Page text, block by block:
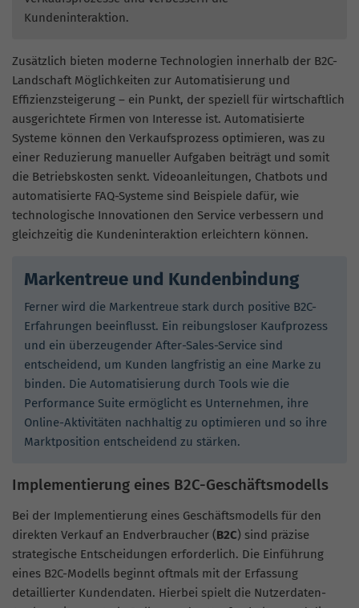
Kundeninteraktion.
Zusätzlich bieten moderne Technologien innerhalb der B2C-
Landschaft Möglichkeiten zur Automatisierung und
Effizienzsteigerung – ein Punkt, der speziell für wirtschaftlich
ausgerichtete Firmen von Interesse ist. Automatisierte
Systeme können den Verkaufsprozess optimieren, was zu
einer Reduzierung manueller Aufgaben beiträgt und somit
die Betriebskosten senkt. Videoanleitungen, Chatbots und
automatisierte FAQ-Systeme sind Beispiele dafür, wie
technologische Innovationen den Service verbessern und
gleichzeitig die Kundeninteraktion erleichtern können.
Markentreue und Kundenbindung
Ferner wird die Markentreue stark durch positive B2C-
Erfahrungen beeinflusst. Ein reibungsloser Kaufprozess
und ein überzeugender After-Sales-Service sind
entscheidend, um Kunden langfristig an eine Marke zu
binden. Die Automatisierung durch Tools wie die
Performance Suite ermöglicht es Unternehmen, ihre
Online-Aktivitäten nachhaltig zu optimieren und so ihre
Marktposition entscheidend zu stärken.
Implementierung eines B2C-Geschäftsmodells
Bei der Implementierung eines Geschäftsmodells für den
direkten Verkauf an Endverbraucher (B2C) sind präzise
strategische Entscheidungen erforderlich. Die Einführung
eines B2C-Modells beginnt oftmals mit der Erfassung
detaillierter Kundendaten. Hierbei spielt die Nutzerdaten-